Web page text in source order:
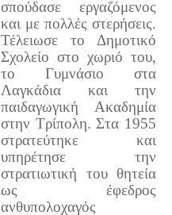
σπούδασε εργαζόμενος
και με πολλές στερήσεις.
Τέλειωσε το Δημοτικό
Σχολείο στο χωριό του,
το Γυμνάσιο στα
Λαγκάδια και την
παιδαγωγική Ακαδημία
στην Τρίπολη.Στα 1955
στρατεύτηκε και
υπηρέτησε την
στρατιωτική του θητεία
ως έφεδρος
ανθυπολοχαγός